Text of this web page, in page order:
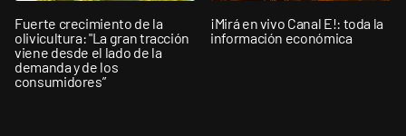
Fuerte crecimiento de la
olivicultura: "La gran tracción
viene desde el lado de la
demanda y de los
consumidores”
¡Mirá en vivo Canal E!: toda la
información económica